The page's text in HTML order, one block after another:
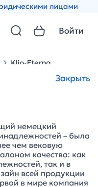
лицами
Закрыть
Войти
Klio-Eterna
немецкий
– была
чем вековую
качества: как
так и в
всей продукции
в мире компания